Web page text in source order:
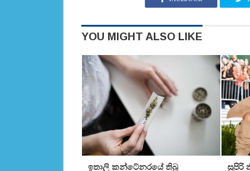
YOU MIGHT ALSO LIKE
ඉතාලි කන්ටේනරයේ තිබූ
සුපිරි